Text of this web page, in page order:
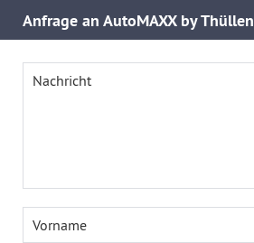
Anfrage an AutoMAXX by Thüllen
Nachricht
Vorname